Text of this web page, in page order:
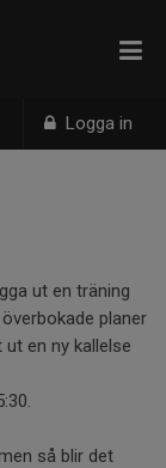
Logga in
ut en träning
planer
en ny kallelse
så blir det